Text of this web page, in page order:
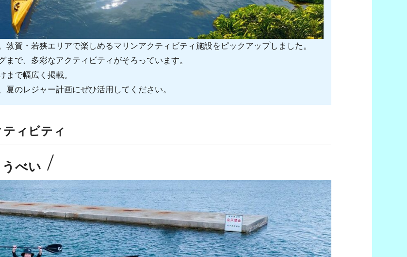
賀・若狭エリアで楽しめるマリンアクティビティ施設をピックアップしました。
で、多彩なアクティビティがそろっています。
まで幅広く掲載。
のレジャー計画にぜひ活用してください。
ィビティ
べい